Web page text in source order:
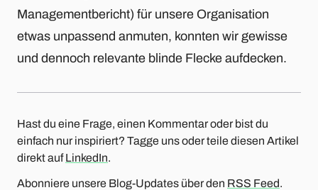
Managementbericht) für unsere Organisation
etwas unpassend anmuten, konnten wir gewisse
und dennoch relevante blinde Flecke aufdecken.
Hast du eine Frage, einen Kommentar oder bist du
einfach nur inspiriert? Tagge uns oder teile diesen Artikel
direkt aufLinkedIn.
Abonniere unsere Blog-Updates über den RSS Feed.